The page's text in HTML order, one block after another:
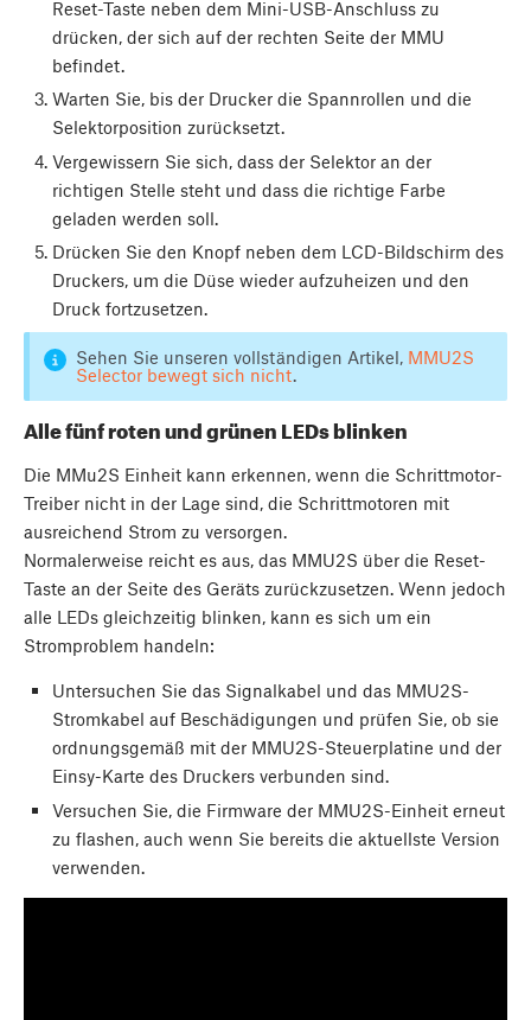
Reset-Taste neben dem Mini-USB-Anschluss zu
drücken, der sich auf der rechten Seite der MMU
befindet.
Warten Sie, bis der Drucker die Spannrollen und die
Selektorposition zurücksetzt.
Vergewissern Sie sich, dass der Selektor an der
richtigen Stelle steht und dass die richtige Farbe
geladen werden soll.
Drücken Sie den Knopf neben dem LCD-Bildschirm des
Druckers, um die Düse wieder aufzuheizen und den
Druck fortzusetzen.
Sehen Sie unseren vollständigen Artikel, MMU2S
Selector bewegt sich nicht.
Alle fünf roten und grünen LEDs blinken
Die MMu2S Einheit kann erkennen, wenn die Schrittmotor-
Treiber nicht in der Lage sind, die Schrittmotoren mit
ausreichend Strom zu versorgen.
Normalerweise reicht es aus, das MMU2S über die Reset-
Taste an der Seite des Geräts zurückzusetzen. Wenn jedoch
alle LEDs gleichzeitig blinken, kann es sich um ein
Stromproblem handeln:
Untersuchen Sie das Signalkabel und das MMU2S-
Stromkabel auf Beschädigungen und prüfen Sie, ob sie
ordnungsgemäß mit der MMU2S-Steuerplatine und der
Einsy-Karte des Druckers verbunden sind.
Versuchen Sie, die Firmware der MMU2S-Einheit erneut
zu flashen, auch wenn Sie bereits die aktuellste Version
verwenden.